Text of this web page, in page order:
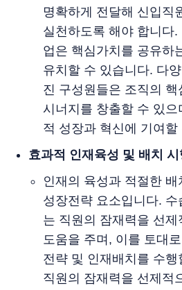
명확하게 전달해 신입직
실천하도록 해야 합니다.
업은 핵심가치를 공유하
유치할 수 있습니다. 다
진 구성원들은 조직의
시너지를 창출할 수 있
적 성장과 혁신에 기여할
효과적 인재육성 및 배치 시
인재의 육성과 적절한
성장전략 요소입니다.
는 직원의 잠재력을 선제
도움을 주며, 이를 토대
전략 및 인재배치를 수행
직원의 잠재력을 선제적